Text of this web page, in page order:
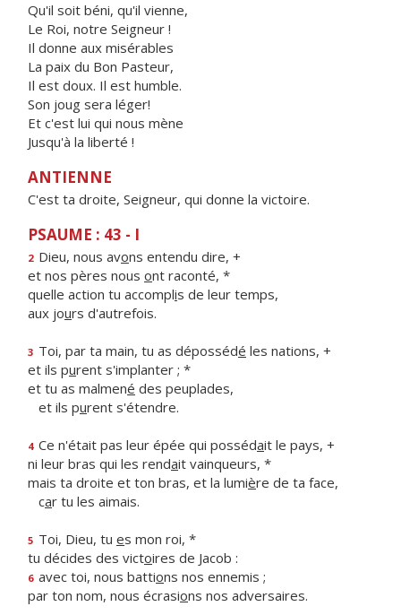
Qu'il soit béni, qu'il vienne,
Le Roi, notre Seigneur !
Il donne aux misérables
La paix du Bon Pasteur,
Il est doux. Il est humble.
Son joug sera léger!
Et c'est lui qui nous mène
Jusqu'à la liberté !
ANTIENNE
C'est ta droite, Seigneur, qui donne la victoire.
PSAUME : 43 - I
2 Dieu, nous avons entendu dire, +
et nos pères nous ont raconté, *
quelle action tu accomplis de leur temps,
aux jours d'autrefois.
3 Toi, par ta main, tu as dépossédé les nations, +
et ils purent s'implanter ; *
et tu as malmené des peuplades,
et ils purent s'étendre.
4 Ce n'était pas leur épée qui possédait le pays, +
ni leur bras qui les rendait vainqueurs, *
mais ta droite et ton bras, et la lumière de ta face,
car tu les aimais.
5 Toi, Dieu, tu es mon roi, *
tu décides des victoires de Jacob :
6 avec toi, nous battions nos ennemis ;
par ton nom, nous écrasions nos adversaires.